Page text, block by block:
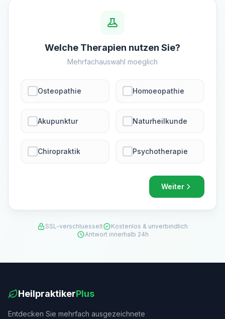
Welche Therapien nutzen Sie?
Mehrfachauswahl moeglich
Osteopathie Homoeopathie
Akupunktur Naturheilkunde
Chiropraktik Psychotherapie
Weiter
SSL-verschluesselt
Kostenlos & unverbindlich
Antwort innerhalb 24h
HeilpraktikerPlus
Entdecken Sie mehrfach ausgezeichnete